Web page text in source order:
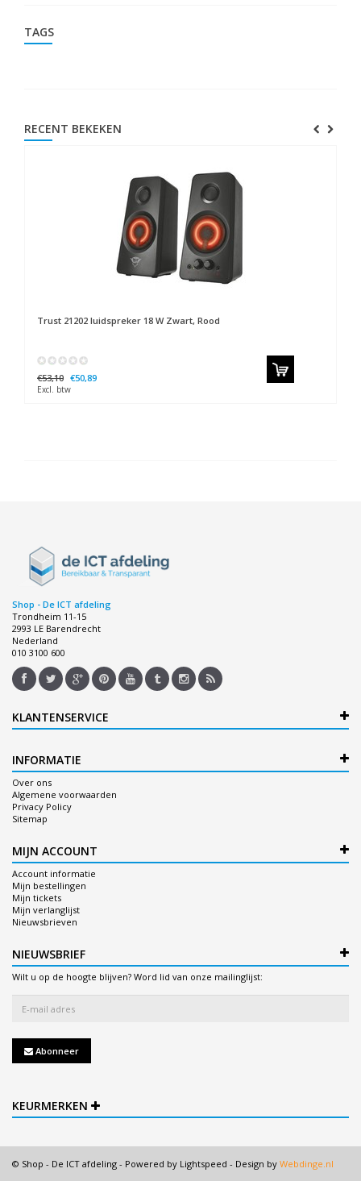
TAGS
RECENT BEKEKEN
Trust 21202 luidspreker 18 W Zwart, Rood
€53,10 €50,89
Excl. btw
Shop - De ICT afdeling
Trondheim 11-15
2993 LE Barendrecht
Nederland
010 3100 600
KLANTENSERVICE
INFORMATIE
Over ons
Algemene voorwaarden
Privacy Policy
Sitemap
MIJN ACCOUNT
Account informatie
Mijn bestellingen
Mijn tickets
Mijn verlanglijst
Nieuwsbrieven
NIEUWSBRIEF
Wilt u op de hoogte blijven? Word lid van onze mailinglijst:
Abonneer
KEURMERKEN
© Shop - De ICT afdeling - Powered by Lightspeed - Design by Webdinge.nl